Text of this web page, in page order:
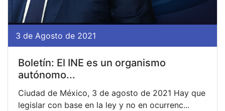
3 de Agosto de 2021
Boletín: El INE es un organismo
autónomo...
Ciudad de México, 3 de agosto de 2021 Hay que
legislar con base en la ley y no en ocurrenc...